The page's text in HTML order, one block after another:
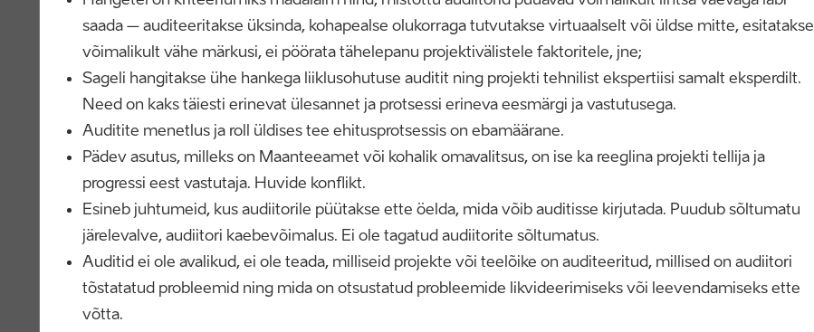
saada – auditeeritakse üksinda, kohapealse olukorraga tutvutakse virtuaalselt või üldse mitte, esitatakse
võimalikult vähe märkusi, ei pöörata tähelepanu projektivälistele faktoritele, jne;
Sageli hangitakse ühe hankega liiklusohutuse auditit ning projekti tehnilist ekspertiisi samalt eksperdilt.
Need on kaks täiesti erinevat ülesannet ja protsessi erineva eesmärgi ja vastutusega.
Auditite menetlus ja roll üldises tee ehitusprotsessis on ebamäärane.
Pädev asutus, milleks on Maanteeamet või kohalik omavalitsus, on ise ka reeglina projekti tellija ja
progressi eest vastutaja. Huvide konflikt.
Esineb juhtumeid, kus audiitorile püütakse ette öelda, mida võib auditisse kirjutada. Puudub sõltumatu
järelevalve, audiitori kaebevõimalus. Ei ole tagatud audiitorite sõltumatus.
Auditid ei ole avalikud, ei ole teada, milliseid projekte või teelõike on auditeeritud, millised on audiitori
tõstatatud probleemid ning mida on otsustatud probleemide likvideerimiseks või leevendamiseks ette
võtta.